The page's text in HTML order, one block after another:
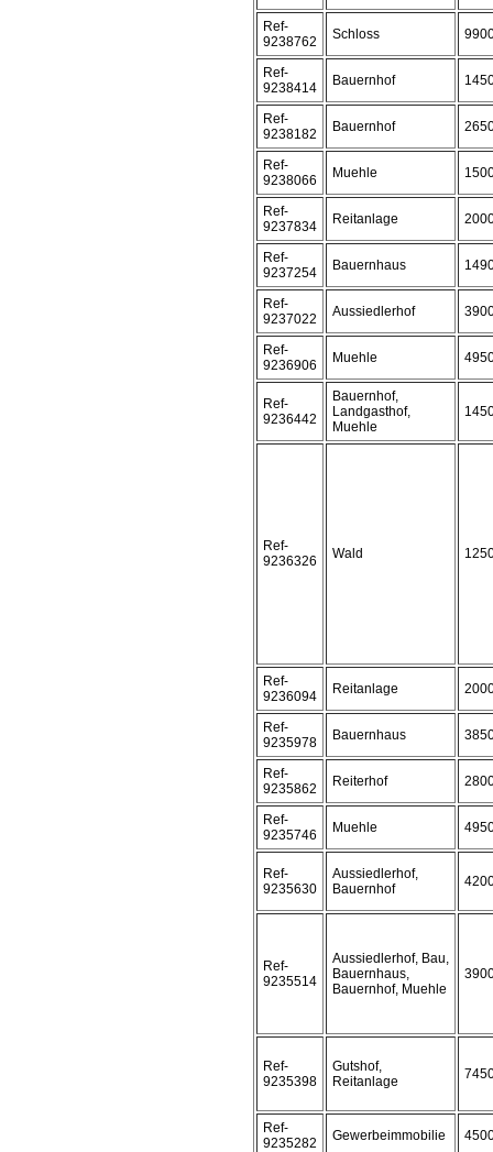
Ref-
9238762
Schloss
Ref-
9238414
Bauernhof
Ref-
9238182
Bauernhof
Ref-
9238066
Muehle
Ref-
9237834
Reitanlage
Ref-
9237254
Bauernhaus
Ref-
9237022
Aussiedlerhof
Ref-
9236906
Muehle
Ref-
9236442
Bauernhof,
Landgasthof,
Muehle
Ref-
9236326
Wald
Ref-
9236094
Reitanlage
Ref-
9235978
Bauernhaus
Ref-
9235862
Reiterhof
Ref-
9235746
Muehle
Ref-
9235630
Aussiedlerhof,
Bauernhof
Ref-
9235514
Aussiedlerhof, Bau,
Bauernhaus,
Bauernhof, Muehle
Ref-
9235398
Gutshof,
Reitanlage
Ref-
9235282
Gewerbeimmobilie